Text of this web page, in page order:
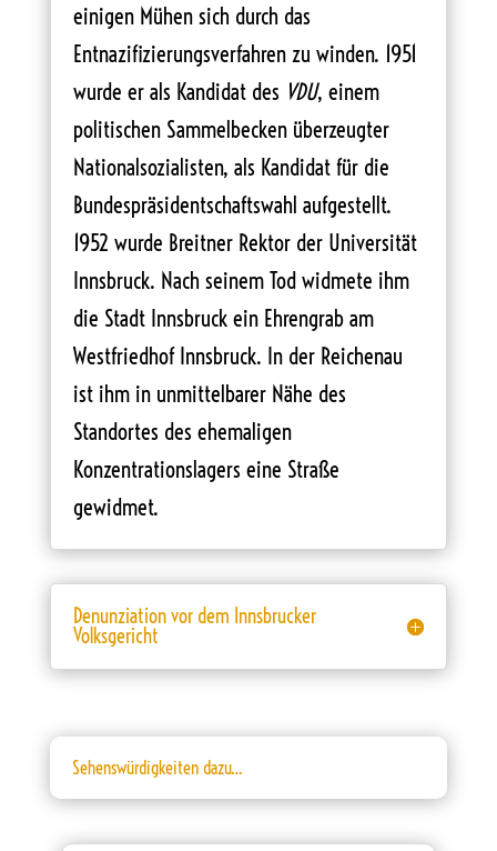
einigen Mühen sich durch das
Entnazifizierungsverfahren zu winden. 1951
wurde er als Kandidat des VDU, einem
politischen Sammelbecken überzeugter
Nationalsozialisten, als Kandidat für die
Bundespräsidentschaftswahl aufgestellt.
1952 wurde Breitner Rektor der Universität
Innsbruck. Nach seinem Tod widmete ihm
die Stadt Innsbruck ein Ehrengrab am
Westfriedhof Innsbruck. In der Reichenau
ist ihm in unmittelbarer Nähe des
Standortes des ehemaligen
Konzentrationslagers eine Straße
gewidmet.
Denunziation vor dem Innsbrucker
Volksgericht
Sehenswürdigkeiten dazu…